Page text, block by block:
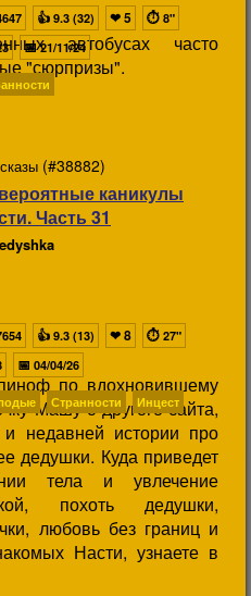
автобусах часто
"сюрпризы".
👍 9.3 (32) ❤5 ⏱ 8"
📅21/11/24
(#38882)
каникулы
Часть 31
по вдохновившему
Машу с другого сайта,
недавней истории про
дедушки. Куда приведет
тела и увлечение
похоть дедушки,
любовь без границ и
Насти, узнаете в
👍 9.3 (13) ❤8 ⏱ 27"
📅 04/04/26
Странности Инцест